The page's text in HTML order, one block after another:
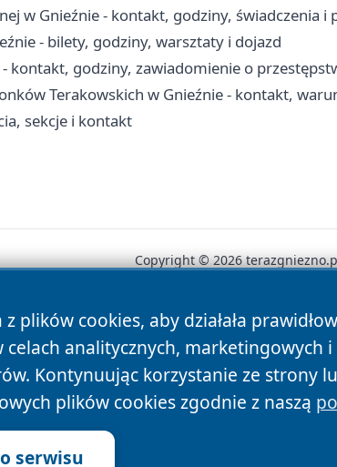
w Gnieźnie - kontakt, godziny, świadczenia i
- bilety, godziny, warsztaty i dojazd
kontakt, godziny, zawiadomienie o
Terakowskich w Gnieźnie - kontakt,
sekcje i kontakt
plików cookies, aby działała
analitycznych,
Kontynuując korzystanie ze strony
plików cookies zgodnie z naszą
serwisu
Copyright © 2026
News Autorzy Polityka